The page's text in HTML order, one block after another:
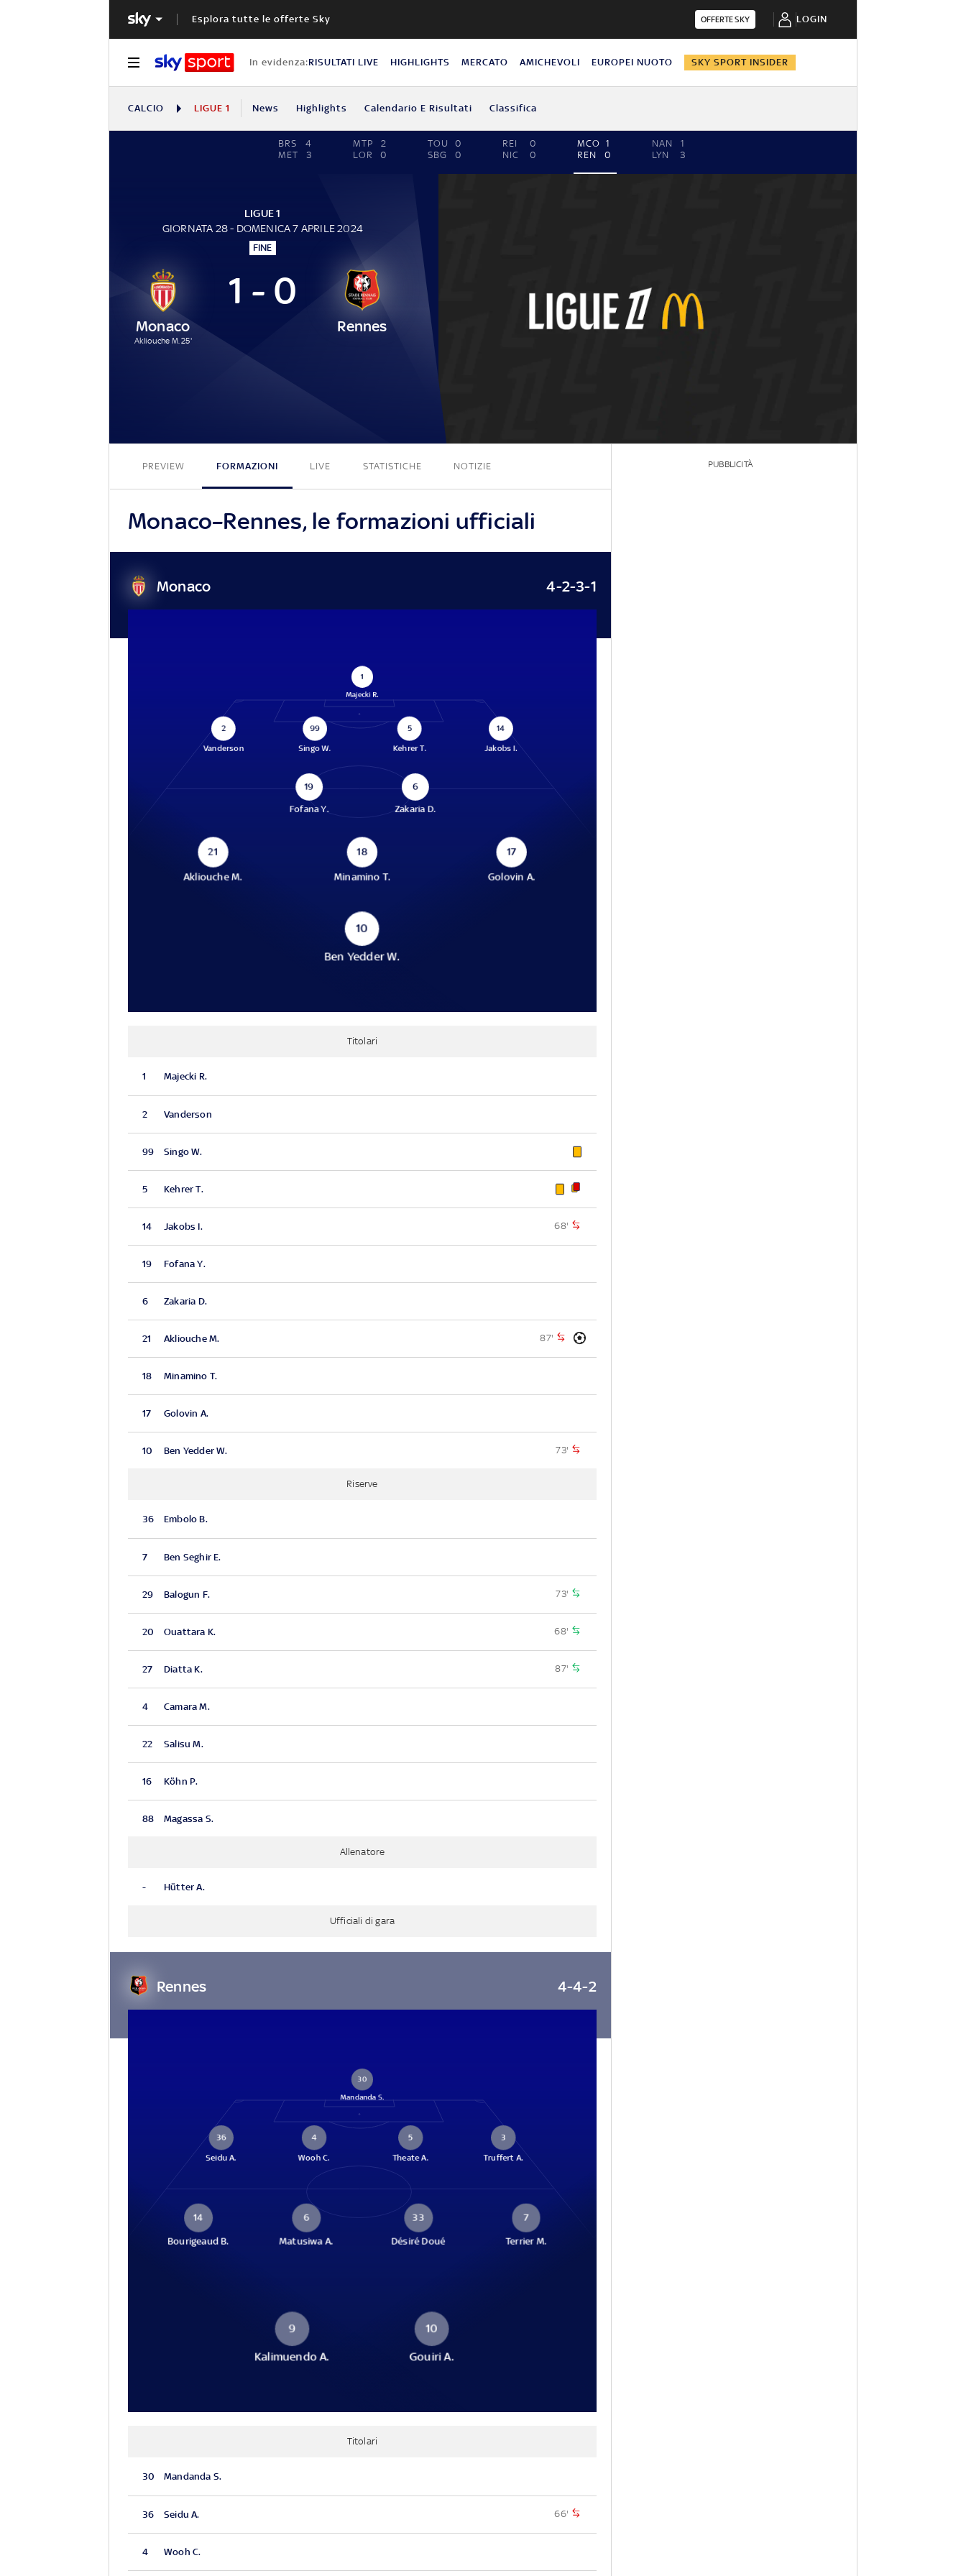
Esplora tutte le offerte Sky OFFERTE SKY LOGIN
In evidenza:RISULTATI LIVE HIGHLIGHTS MERCATO AMICHEVOLI EUROPEI NUOTO SKY SPORT INSIDER
CALCIO LIGUE 1 News Highlights Calendario E Risultati Classifica
BRS
4
MET
3
MTP
2
LOR
0
TOU
0
SBG
0
REI
0
NIC
0
MCO 1
REN
0
NAN
1
LYN
3
LIGUE 1
GIORNATA 28 - DOMENICA 7 APRILE 2024
FINE
Monaco
Akliouche M. 25'
1 - 0
Rennes
PREVIEW FORMAZIONI LIVE STATISTICHE NOTIZIE
Monaco–Rennes, le formazioni ufficiali
Monaco 4-2-3-1
1
Majecki R.
2
Vanderson
99
Singo W.
5
Kehrer T.
14
Jakobs I.
19
Fofana Y.
6
Zakaria D.
21
Akliouche M.
18
Minamino T.
17
Golovin A.
10
Ben Yedder W.
Titolari
1 Majecki R.
2 Vanderson
99 Singo W.
5 Kehrer T.
14 Jakobs I. 68'
19 Fofana Y.
6 Zakaria D.
21 Akliouche M. 87'
18 Minamino T.
17 Golovin A.
10 Ben Yedder W. 73'
Riserve
36 Embolo B.
7 Ben Seghir E.
29 Balogun F. 73'
20 Ouattara K. 68'
27 Diatta K. 87'
4 Camara M.
22 Salisu M.
16 Köhn P.
88 Magassa S.
Allenatore
- Hütter A.
Ufficiali di gara
Rennes 4-4-2
30
Mandanda S.
36
Seidu A.
4
Wooh C.
5
Theate A.
3
Truffert A.
14
Bourigeaud B.
6
Matusiwa A.
33
Désiré Doué
7
Terrier M.
9
Kalimuendo A.
10
Gouiri A.
Titolari
30 Mandanda S.
36 Seidu A. 66'
4 Wooh C.
PUBBLICITÀ